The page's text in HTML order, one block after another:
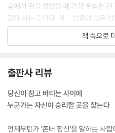
숲에서 길을 잃었을 때 가장 위험한
갔다 하는 것이다. 어느 방향이 옳은
강한 의지를 갖고 한 방향으로 빠져나
걸 확인하더라도 거기서부터 다시 시
내가 어떤 것을 잘 이해하고 있다는 식
불행하게 한다. 삶의 모든 선택의 순간
완전하지 않음을, 우리의 믿음이 실제
다.
책 속으로
출판사 리뷰
당신이 참고 버티는 사이에
누군가는 자신이 승리할 곳을 찾는다
언제부턴가 ‘존버 정신’을 말하는 사